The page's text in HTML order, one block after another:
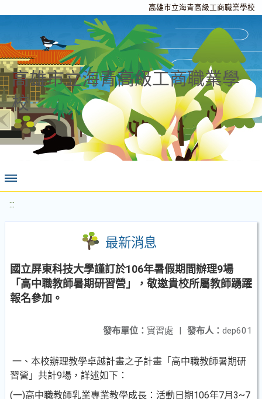
高雄市立海青高級工商職業學校
高雄市立海青高級工商職業學
校
:::
最新消息
國立屏東科技大學謹訂於106年暑假期間辦理9場
「高中職教師暑期研習營」，敬邀貴校所屬教師踴躍
報名參加。
發布人： dep601
發布單位： 實習處 |
一、本校辦理教學卓越計畫之子計畫「高中職教師暑期研
習營」共計9場，詳述如下：
(一)高中職教師乳業專業教學成長：活動日期106年7月3~7